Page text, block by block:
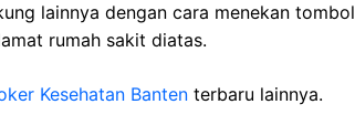
lainnya dengan cara menekan tombol
rumah sakit diatas.
Kesehatan Banten terbaru lainnya.